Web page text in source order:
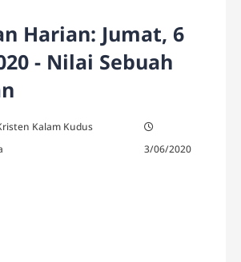
Harian: Jumat, 6
- Nilai Sebuah
Kalam Kudus
3/06/2020